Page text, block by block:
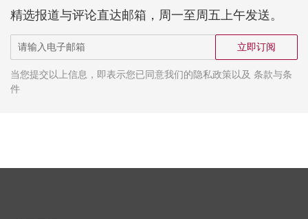
精选报道与评论直达邮箱，周一至周五上午发送。
立即订阅
当您提交以上信息，即表示您已同意我们的隐私政策以及 条款与条
件